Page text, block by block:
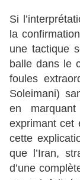
Si
la
une tactique
balle dans le
foules
Soleimani)
en
exprimant cet
cette
que l’Iran,
d’une